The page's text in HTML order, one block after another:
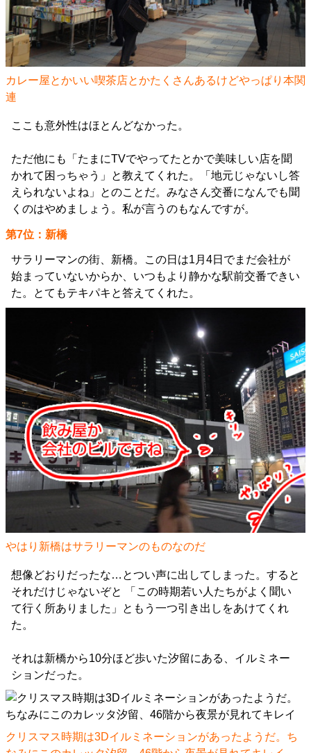
カレー屋とかいい喫茶店とかたくさんあるけどやっぱり本関
連
ここも意外性はほとんどなかった。
ただ他にも「たまにTVでやってたとかで美味しい店を聞
かれて困っちゃう」と教えてくれた。「地元じゃないし答
えられないよね」とのことだ。みなさん交番になんでも聞
くのはやめましょう。私が言うのもなんですが。
第7位：新橋
サラリーマンの街、新橋。この日は1月4日でまだ会社が
始まっていないからか、いつもより静かな駅前交番できい
た。とてもテキパキと答えてくれた。
やはり新橋はサラリーマンのものなのだ
想像どおりだったな…とつい声に出してしまった。すると
それだけじゃないぞと 「この時期若い人たちがよく聞い
て行く所ありました」ともう一つ引き出しをあけてくれ
た。
それは新橋から10分ほど歩いた汐留にある、イルミネー
ションだった。
クリスマス時期は3Dイルミネーションがあったようだ。ち